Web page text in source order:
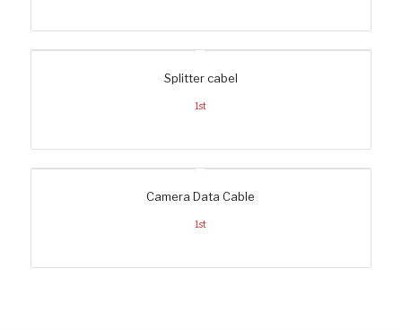
Splitter cabel
1st
Camera Data Cable
1st